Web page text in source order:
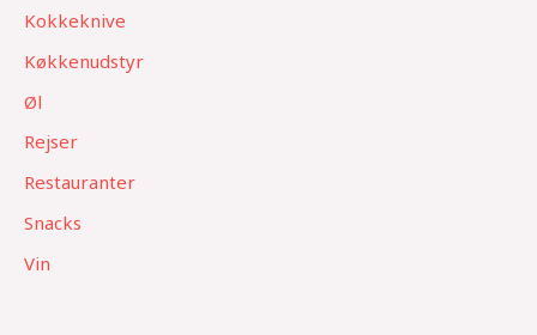
Kokkeknive
Køkkenudstyr
Øl
Rejser
Restauranter
Snacks
Vin